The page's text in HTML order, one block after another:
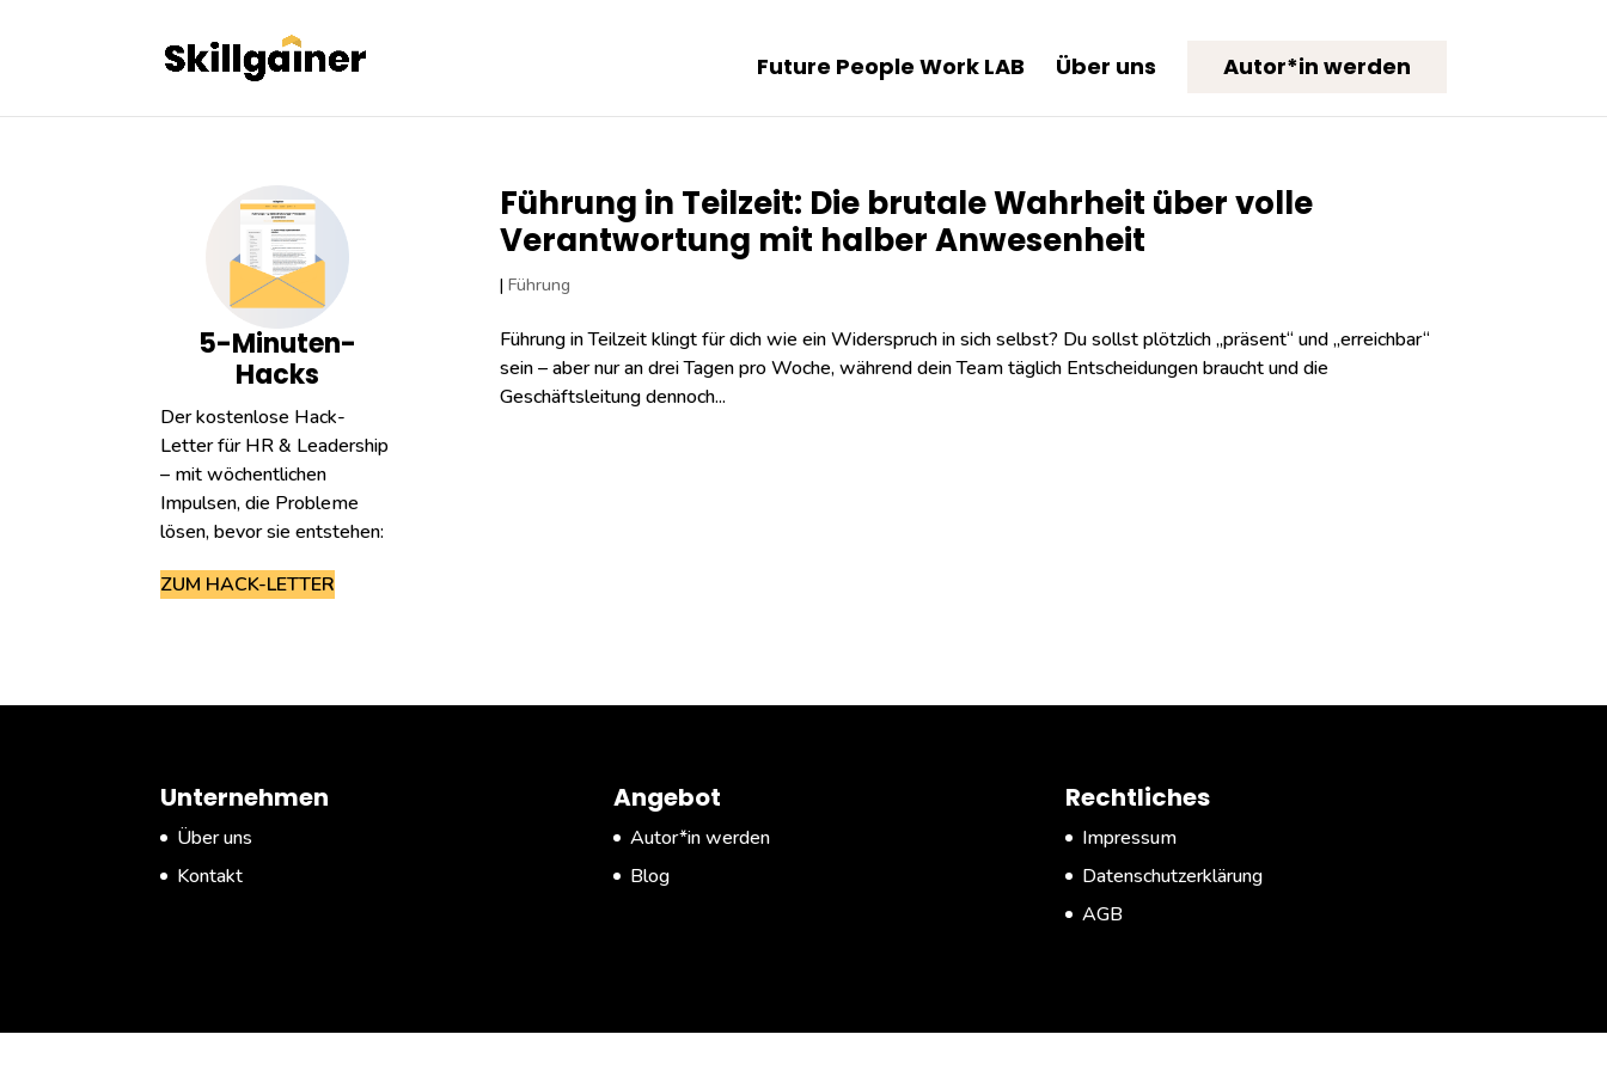
Future People Work LAB Über uns Autor*in werden
Führung in Teilzeit: Die brutale Wahrheit über volle
Verantwortung mit halber Anwesenheit
| Führung
Führung in Teilzeit klingt für dich wie ein Widerspruch in sich selbst? Du sollst plötzlich „präsent“ und „erreichbar“
sein – aber nur an drei Tagen pro Woche, während dein Team täglich Entscheidungen braucht und die
Geschäftsleitung dennoch...
5-Minuten-
Hacks
Der kostenlose Hack-
Letter für HR & Leadership
– mit wöchentlichen
Impulsen, die Probleme
lösen, bevor sie entstehen:
ZUM HACK-LETTER
Unternehmen
Über uns
Kontakt
Angebot
Autor*in werden
Blog
Rechtliches
Impressum
Datenschutzerklärung
AGB